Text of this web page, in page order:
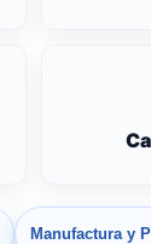
Manufactura y